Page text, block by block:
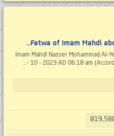
Fatwa of Imam Mahdi
Imam Mahdi Nasser Mohammad Al-
- 10 - 2023 AD 06:18 am